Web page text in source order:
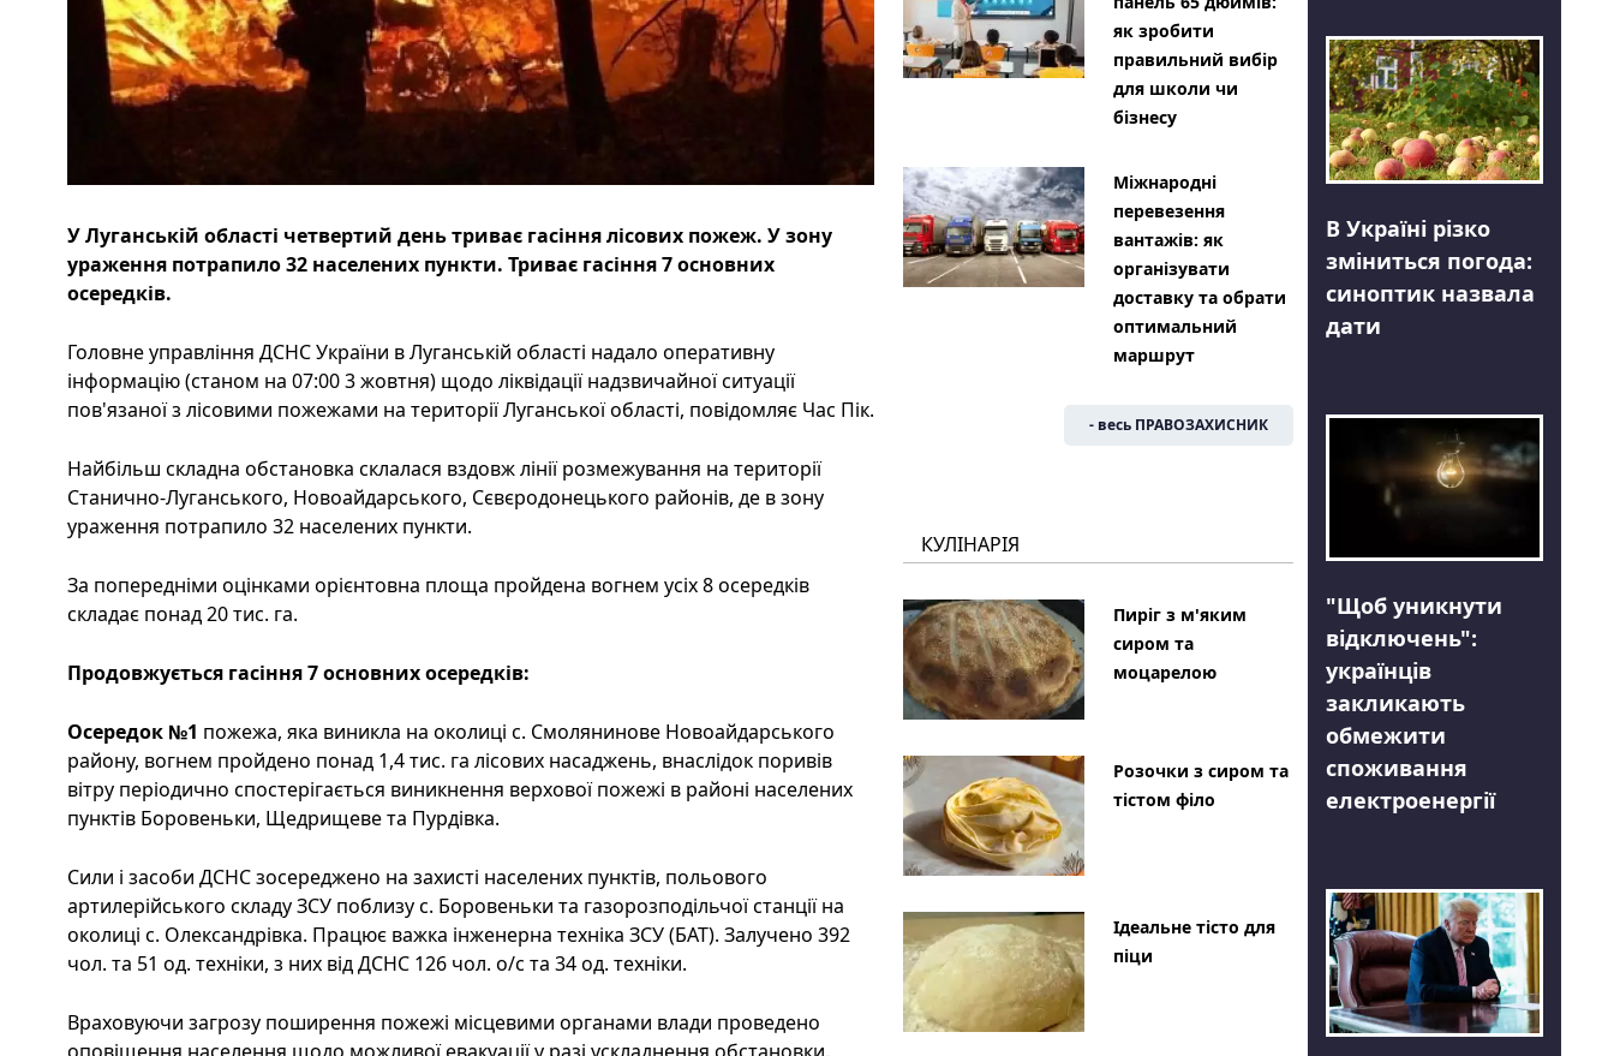
У Луганській області четвертий день триває гасіння лісових пожеж. У зону
ураження потрапило 32 населених пункти. Триває гасіння 7 основних
осередків.
Головне управління ДСНС України в Луганській області надало оперативну
інформацію (станом на 07:00 3 жовтня) щодо ліквідації надзвичайної ситуації
пов'язаної з лісовими пожежами на території Луганської області, повідомляє Час Пік.
Найбільш складна обстановка склалася вздовж лінії розмежування на території
Станично-Луганського, Новоайдарського, Сєвєродонецького районів, де в зону
ураження потрапило 32 населених пункти.
За попередніми оцінками орієнтовна площа пройдена вогнем усіх 8 осередків
складає понад 20 тис. га.
Продовжується гасіння 7 основних осередків:
Осередок №1 пожежа, яка виникла на околиці с. Смолянинове Новоайдарського
району, вогнем пройдено понад 1,4 тис. га лісових насаджень, внаслідок поривів
вітру періодично спостерігається виникнення верхової пожежі в районі населених
пунктів Боровеньки, Щедрищеве та Пурдівка.
Сили і засоби ДСНС зосереджено на захисті населених пунктів, польового
артилерійського складу ЗСУ поблизу с. Боровеньки та газорозподільчої станції на
околиці с. Олександрівка. Працює важка інженерна техніка ЗСУ (БАТ). Залучено 392
чол. та 51 од. техніки, з них від ДСНС 126 чол. о/с та 34 од. техніки.
Враховуючи загрозу поширення пожежі місцевими органами влади проведено
як зробити
правильний вибір
для школи чи
бізнесу
Міжнародні
перевезення
вантажів: як
організувати
доставку та обрати
оптимальний
маршрут
- весь ПРАВОЗАХИСНИК
КУЛІНАРІЯ
Пиріг з м'яким
сиром та
моцарелою
Розочки з сиром та
тістом філо
Ідеальне тісто для
піци
В Україні різко
зміниться погода:
синоптик назвала
дати
"Щоб уникнути
відключень":
українців
закликають
обмежити
споживання
електроенергії